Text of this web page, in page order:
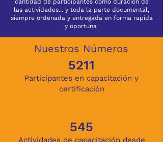
cantidad de participantes como duracion de
las actividades... y toda la parte documental,
siempre ordenada y entregada en forma rapida
y oportuna"
Nuestros Números
5211
Participantes en capacitación y
certificación
545
Actividades de capacitación desde